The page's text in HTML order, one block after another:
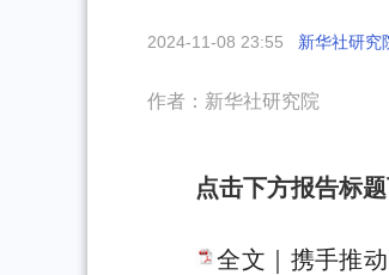
2024-11-08 23:55 新华社研究
作者：新华社研究院
点击下方报告标题
全文｜携手推